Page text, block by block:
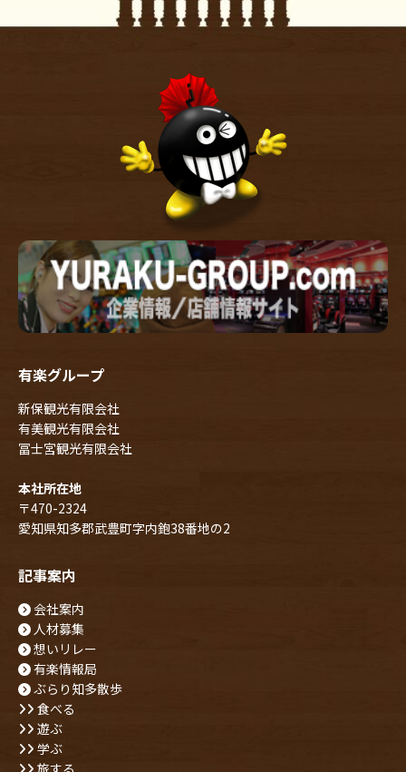
有楽グループ
新保観光有限会社
有美観光有限会社
冨士宮観光有限会社
本社所在地
〒470-2324
愛知県知多郡武豊町字内鉋38番地の2
記事案内
会社案内
人材募集
想いリレー
有楽情報局
ぶらり知多散歩
食べる
遊ぶ
学ぶ
旅する